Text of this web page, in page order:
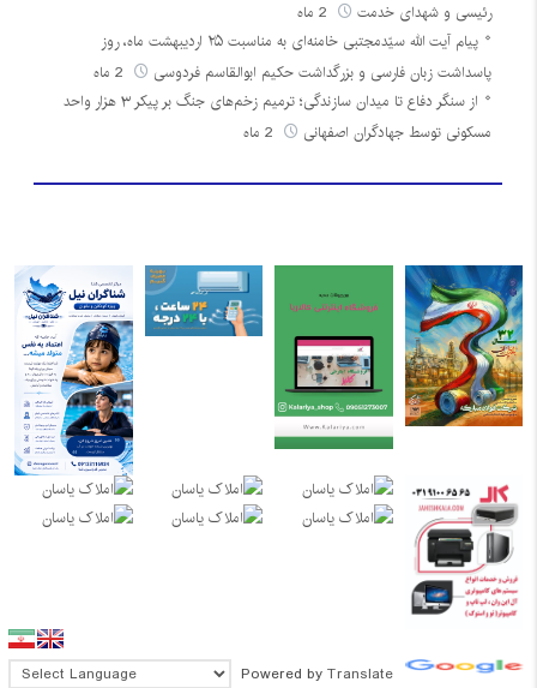
رئیسی و شهدای خدمت
پیام آیت الله سیّدمجتبی خامنه‌ای به مناسبت ۲۵ اردیبهشت ماه، روز
پاسداشت زبان فارسی و بزرگداشت حکیم ابوالقاسم فردوسی
از سنگر دفاع تا میدان سازندگی؛ ترمیم زخم‌های جنگ بر پیکر ۳ هزار واحد
مسکونی توسط جهادگران اصفهانی
Powered by Translate